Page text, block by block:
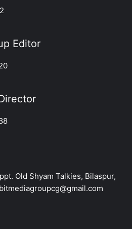
Editor
Old Shyam Talkies, Bilaspur,